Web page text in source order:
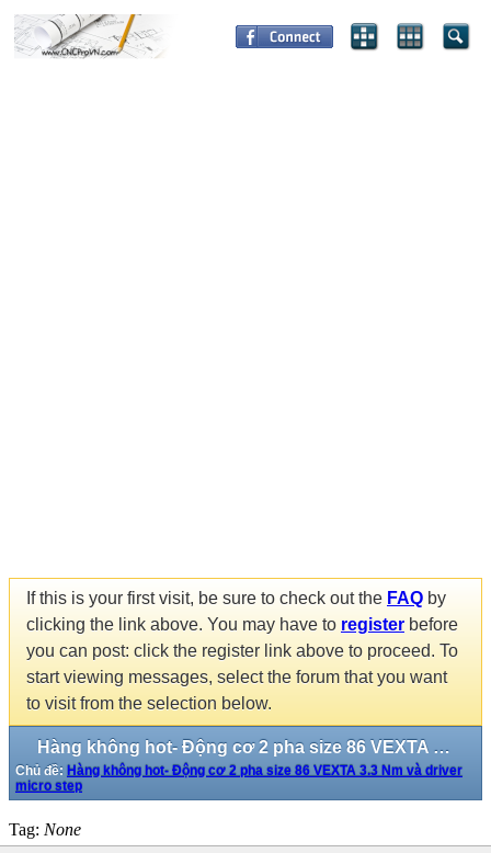
If this is your first visit, be sure to check out the FAQ by
clicking the link above. You may have to register before
you can post: click the register link above to proceed. To
start viewing messages, select the forum that you want
to visit from the selection below.
Hàng không hot- Động cơ 2 pha size 86 VEXTA 3.3 Nm và driver micro step
Chủ đề: Hàng không hot- Động cơ 2 pha size 86 VEXTA 3.3 Nm và driver
micro step
Tag: None